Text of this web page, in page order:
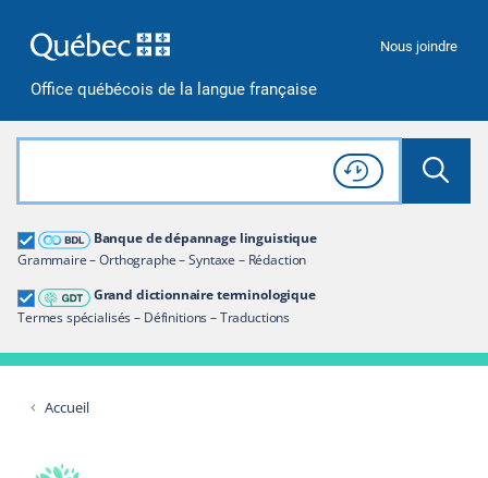
Office québécois de la langue française
Nous joindre
Rechercher dans tout le site
Lancer
Consulter l'
Historique
de recherche
Banque de dépannage linguistique
Grammaire – Orthographe – Syntaxe – Rédaction
Grand dictionnaire terminologique
Termes spécialisés – Définitions – Traductions
Grand dictionnaire terminologique
Restreindre aux termes
Accueil